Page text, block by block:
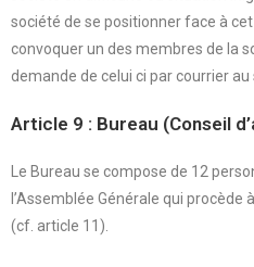
société de se positionner face à
convoquer un des membres de la
demande de celui ci par courrier au
Article 9 : Bureau (Conseil
Le Bureau se compose de 12
l’Assemblée Générale qui procède
(cf. article 11).